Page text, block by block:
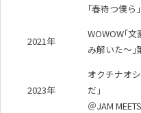
｢春待つ僕ら｣
2021年
WOWOW｢
み解いた〜｣
2023年
オクチナオ
だ｣
＠JAM